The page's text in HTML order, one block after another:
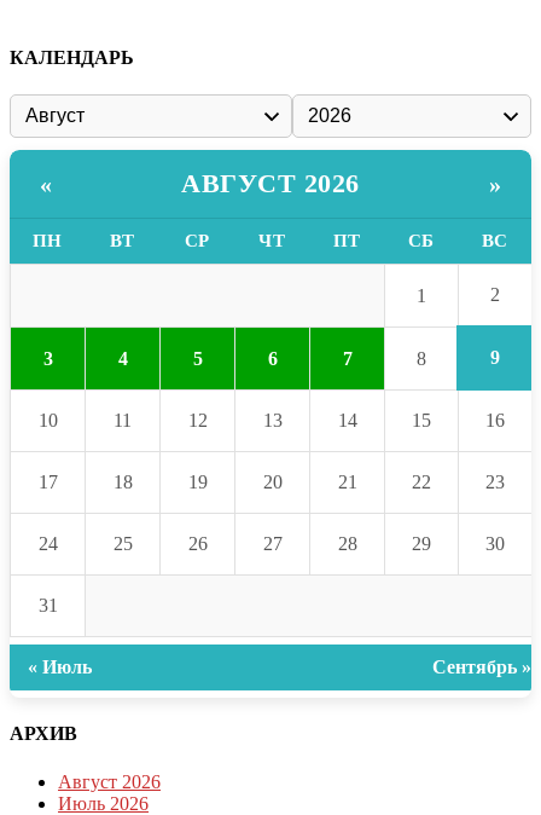
КАЛЕНДАРЬ
« АВГУСТ 2026 »
ПН ВТ СР ЧТ ПТ СБ ВС
1 2
3 4 5 6 7 8 9
10 11 12 13 14 15 16
17 18 19 20 21 22 23
24 25 26 27 28 29 30
31
« Июль Сентябрь »
АРХИВ
Август 2026
Июль 2026